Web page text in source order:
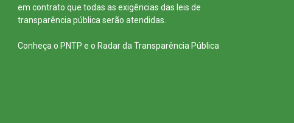
em contrato que todas as exigências das leis de
transparência pública serão atendidas.
Conheça o PNTP e o Radar da Transparência Pública